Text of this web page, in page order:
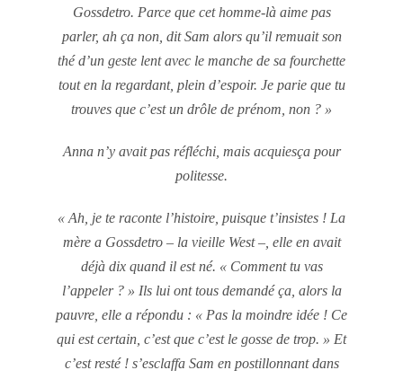
Gossdetro. Parce que cet homme-là aime pas
parler, ah ça non, dit Sam alors qu’il remuait son
thé d’un geste lent avec le manche de sa fourchette
tout en la regardant, plein d’espoir. Je parie que tu
trouves que c’est un drôle de prénom, non ? »
Anna n’y avait pas réfléchi, mais acquiesça pour
politesse.
« Ah, je te raconte l’histoire, puisque t’insistes ! La
mère a Gossdetro – la vieille West –, elle en avait
déjà dix quand il est né. « Comment tu vas
l’appeler ? » Ils lui ont tous demandé ça, alors la
pauvre, elle a répondu : « Pas la moindre idée ! Ce
qui est certain, c’est que c’est le gosse de trop. » Et
c’est resté ! s’esclaffa Sam en postillonnant dans